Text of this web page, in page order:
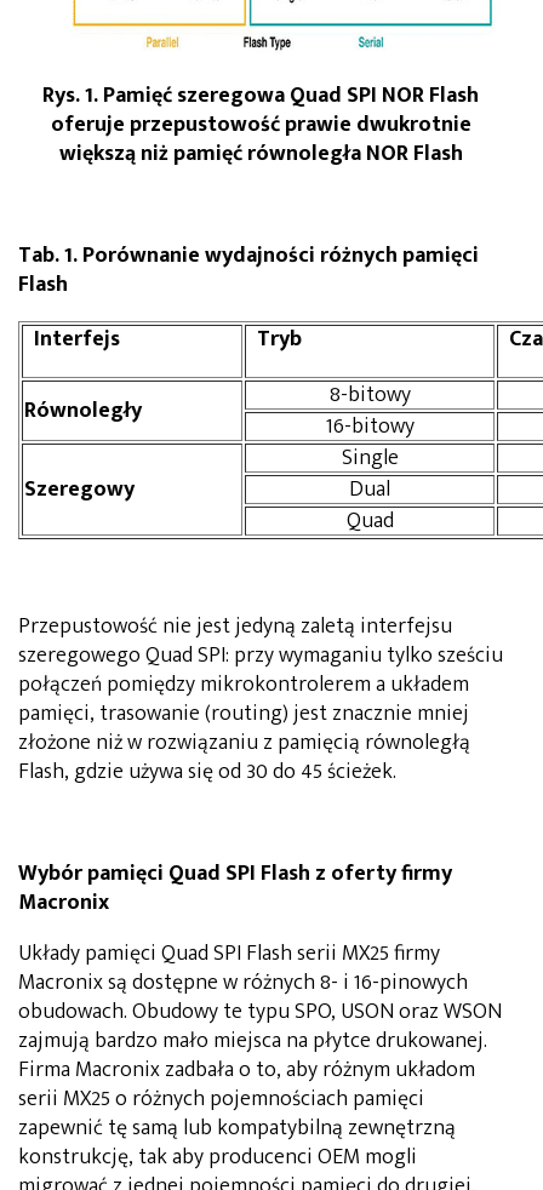
Rys. 1. Pamięć szeregowa Quad SPI NOR Flash
oferuje przepustowość prawie dwukrotnie
większą niż pamięć równoległa NOR Flash
Tab. 1. Porównanie wydajności różnych pamięci
Flash
Interfejs
Tryb
Równoległy
8-bitowy
16-bitowy
Szeregowy
Single
Dual
Quad
Przepustowość nie jest jedyną zaletą interfejsu
szeregowego Quad SPI: przy wymaganiu tylko sześciu
połączeń pomiędzy mikrokontrolerem a układem
pamięci, trasowanie (routing) jest znacznie mniej
złożone niż w rozwiązaniu z pamięcią równoległą
Flash, gdzie używa się od 30 do 45 ścieżek.
Wybór pamięci Quad SPI Flash z oferty firmy
Macronix
Układy pamięci Quad SPI Flash serii MX25 firmy
Macronix są dostępne w różnych 8- i 16-pinowych
obudowach. Obudowy te typu SPO, USON oraz WSON
zajmują bardzo mało miejsca na płytce drukowanej.
Firma Macronix zadbała o to, aby różnym układom
serii MX25 o różnych pojemnościach pamięci
zapewnić tę samą lub kompatybilną zewnętrzną
konstrukcję, tak aby producenci OEM mogli